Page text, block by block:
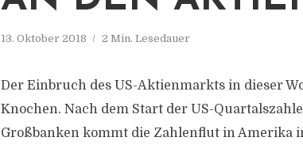
13. Oktober 2018 2 Min. Lesedauer
Der Einbruch des US-Aktienmarkts in dieser
Knochen. Nach dem Start der US-
Großbanken kommt die Zahlenflut in Amerika